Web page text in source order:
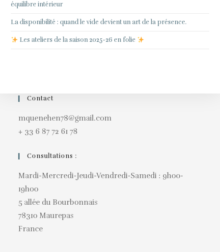
équilibre intérieur
La disponibilité : quand le vide devient un art de la présence.
Les ateliers de la saison 2025-26 en folie
Contact
mquenehen78@gmail.com
+ 33 6 87 72 61 78
Consultations :
Mardi-Mercredi-Jeudi-Vendredi-Samedi : 9h00-
19h00
5 allée du Bourbonnais
78310 Maurepas
France